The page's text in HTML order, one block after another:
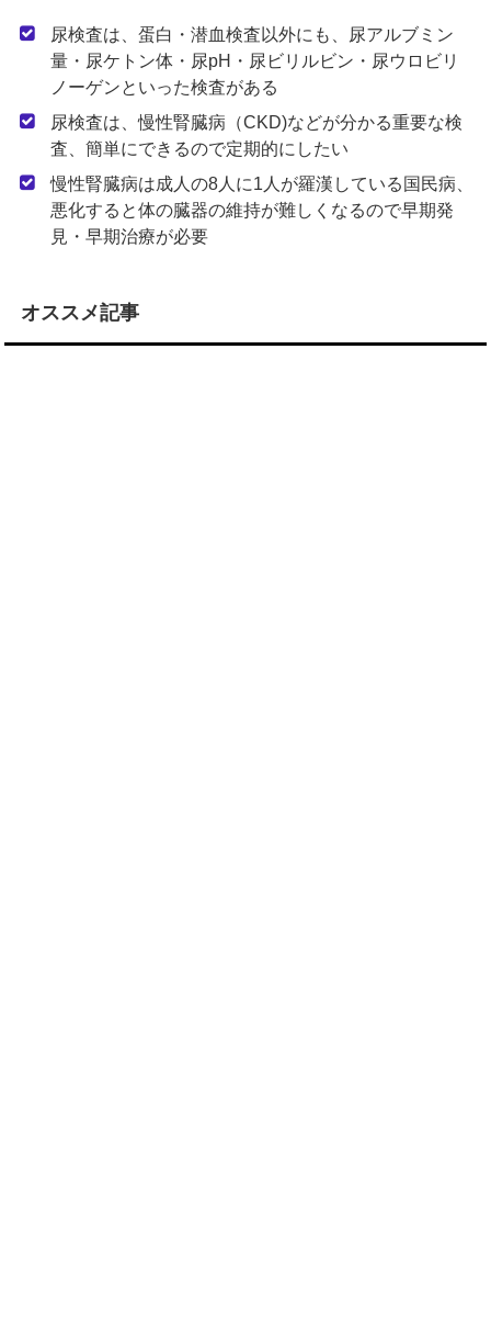
尿検査は、蛋白・潜血検査以外にも、尿アルブミン
量・尿ケトン体・尿pH・尿ビリルビン・尿ウロビリ
ノーゲンといった検査がある
尿検査は、慢性腎臓病（CKD)などが分かる重要な検
査、簡単にできるので定期的にしたい
慢性腎臓病は成人の8人に1人が羅漢している国民病、
悪化すると体の臓器の維持が難しくなるので早期発
見・早期治療が必要
オススメ記事